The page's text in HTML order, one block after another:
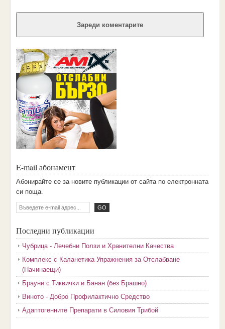
Зареди коментарите
E-mail абонамент
Aбoниpaйтe ce зa нoвитe пyбликaции oт caйтa пo eлeктpoннaтa
cи пoщa.
Последни публикации
Чубрица - Лечебни Ползи и Хранителни Качества
Комплекс с Каланетика Упражнения за Отслабване
(Начинаещи)
Брауни с Тиквички и Банан (без Брашно)
Виното - Добро Профилактично Средство
Адаптогенните Препарати в Силовия Трибой